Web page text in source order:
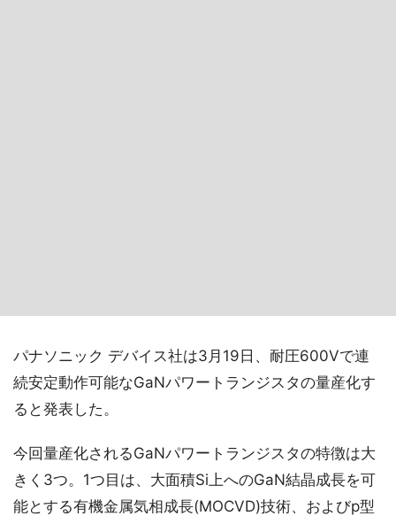
パナソニック デバイス社は3月19日、耐圧600Vで連
続安定動作可能なGaNパワートランジスタの量産化す
ると発表した。
今回量産化されるGaNパワートランジスタの特徴は大
きく3つ。1つ目は、大面積Si上へのGaN結晶成長を可
能とする有機金属気相成長(MOCVD)技術、およびp型